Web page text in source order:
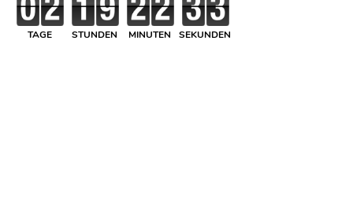
TAGE STUNDEN MINUTEN SEKUNDEN